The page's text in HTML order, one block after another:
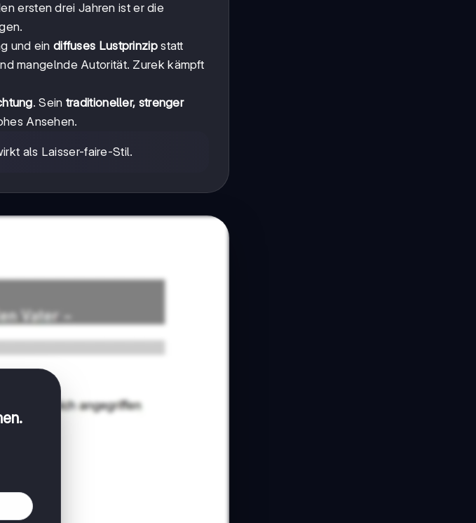
ersten drei Jahren ist er die
und ein diffuses Lustprinzipstatt
mangelnde Autorität. Zurek kämpft
. Sein traditioneller, strenger
Ansehen.
als Laisser-faire-Stil.
.